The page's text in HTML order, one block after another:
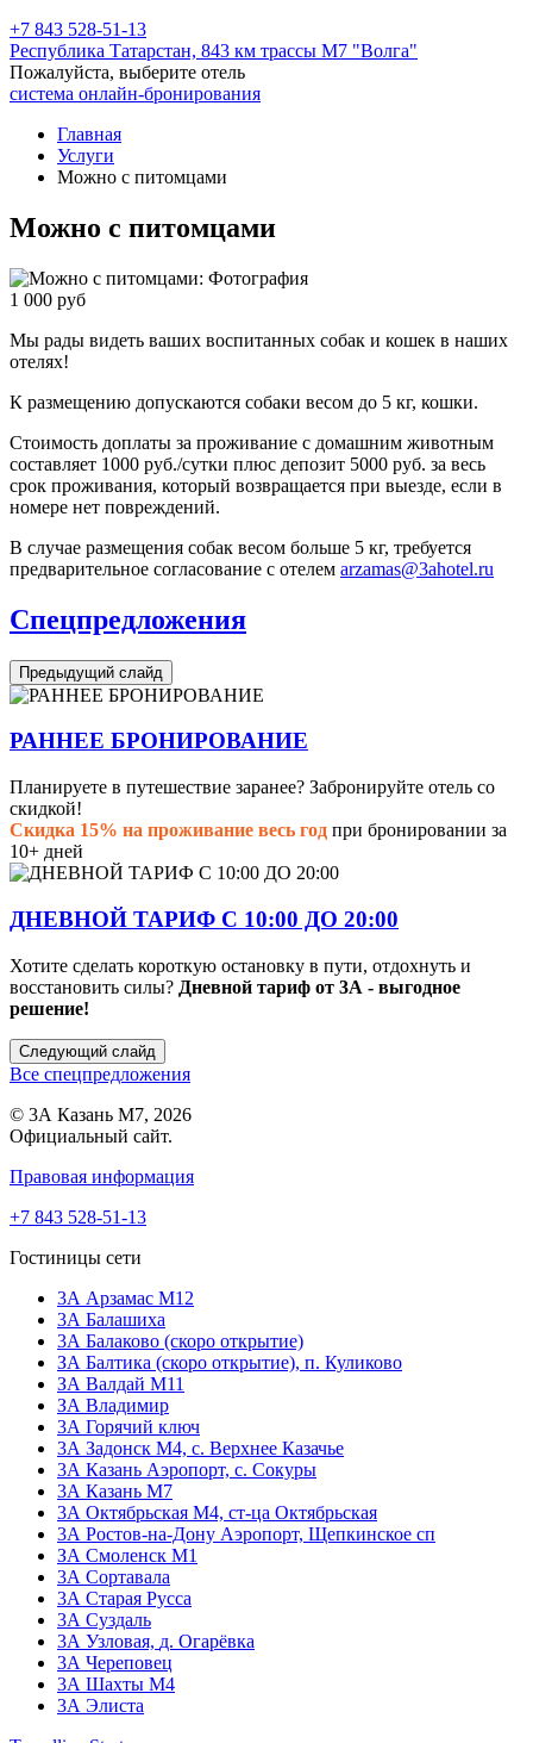
+7 843 528-51-13
Республика Татарстан, 843 км трассы М7 "Волга"
Пожалуйста, выберите отель
система онлайн-бронирования
Главная
Услуги
Можно с питомцами
Можно с питомцами
1 000 руб
Мы рады видеть ваших воспитанных собак и кошек в наших
отелях!
К размещению допускаются собаки весом до 5 кг, кошки.
Стоимость доплаты за проживание с домашним животным
составляет 1000 руб./сутки плюс депозит 5000 руб. за весь
срок проживания, который возвращается при выезде, если в
номере нет повреждений.
В случае размещения собак весом больше 5 кг, требуется
предварительное согласование с отелем arzamas@3ahotel.ru
Спецпредложения
Предыдущий слайд
РАННЕЕ БРОНИРОВАНИЕ
Планируете в путешествие заранее? Забронируйте отель со
скидкой!
Скидка 15% на проживание весь год при бронировании за
10+ дней
ДНЕВНОЙ ТАРИФ С 10:00 ДО 20:00
Хотите сделать короткую остановку в пути, отдохнуть и
восстановить силы? Дневной тариф от 3А - выгодное
решение!
Следующий слайд
Все спецпредложения
© 3А Казань М7, 2026
Официальный сайт.
Правовая информация
+7 843 528-51-13
Гостиницы сети
3А Арзамас М12
3А Балашиха
3А Балаково (скоро открытие)
ЗА Балтика (скоро открытие), п. Куликово
ЗА Валдай M11
ЗА Владимир
3А Горячий ключ
3А Задонск М4, с. Верхнее Казачье
3А Казань Аэропорт, с. Сокуры
3А Казань М7
3А Октябрьская М4, ст-ца Октябрьская
3А Ростов-на-Дону Аэропорт, Щепкинское сп
ЗА Смоленск М1
3А Сортавала
3А Старая Русса
3А Суздаль
3А Узловая, д. Огарёвка
3А Череповец
3А Шахты М4
3А Элиста